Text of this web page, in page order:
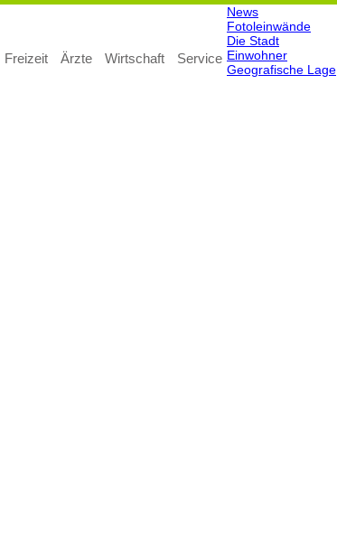
Freizeit Ärzte Wirtschaft Service
News
Fotoleinwände
Die Stadt
Einwohner
Geografische Lage